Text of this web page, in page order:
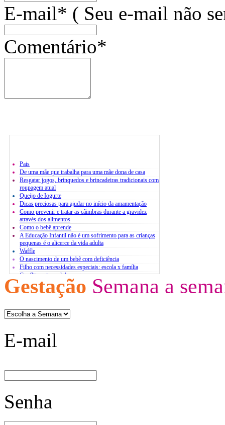
E-mail* ( Seu e-mail não
Comentário*
Pais
De uma mãe que trabalha para uma mãe dona de casa
Resgatar jogos, brinquedos e brincadeiras tradicionais com
roupagem atual
Queijo de Iogurte
Dicas preciosas para ajudar no início da amamentação
Como prevenir e tratar as câimbras durante a gravidez
através dos alimentos
Como o bebê aprende
A Educação Infantil não é um sofrimento para as crianças
pequenas é o alicerce da vida adulta
Waffle
O nascimento de um bebê com deficiência
Filho com necessidades especiais: escola x família
Conflito pais x adolescentes
Atividades extracurriculares
O estresse infantil
Bases para um diálogo com jovens
Gestação Semana a
E-mail
Senha